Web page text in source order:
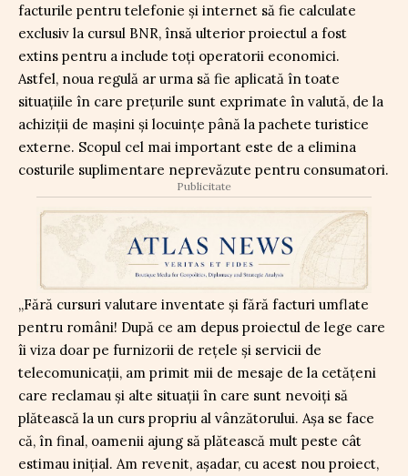
facturile pentru telefonie și internet să fie calculate
exclusiv la cursul BNR, însă ulterior proiectul a fost
extins pentru a include toți operatorii economici.
Astfel, noua regulă ar urma să fie aplicată în toate
situațiile în care prețurile sunt exprimate în valută, de la
achiziții de mașini și locuințe până la pachete turistice
externe. Scopul cel mai important este de a elimina
costurile suplimentare neprevăzute pentru consumatori.
Publicitate
„Fără cursuri valutare inventate și fără facturi umflate
pentru români! După ce am depus proiectul de lege care
îi viza doar pe furnizorii de rețele și servicii de
telecomunicații, am primit mii de mesaje de la cetățeni
care reclamau și alte situații în care sunt nevoiți să
plătească la un curs propriu al vânzătorului. Așa se face
că, în final, oamenii ajung să plătească mult peste cât
estimau inițial. Am revenit, așadar, cu acest nou proiect,